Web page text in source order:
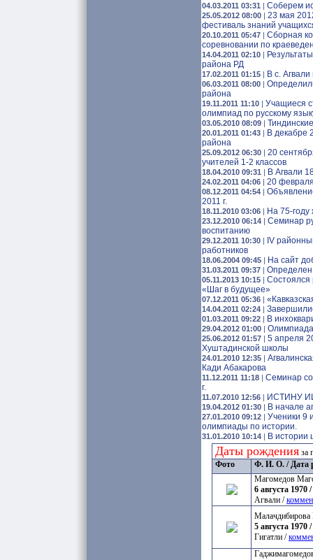
04.03.2011 03:31 | Соберем
25.05.2012 08:00 | 23 мая
фестиваль знаний
20.10.2011 05:47 | Сборная
соревновании по
14.04.2011 02:10 |
района РД
17.02.2011 01:15 | В с.
06.03.2011 08:00 |
района
19.11.2011 11:10 | Учащиеся
олимпиад по русскому
03.05.2010 08:09 |
20.01.2011 01:43 | В декабре
района
25.09.2012 06:30 | 20
учителей 1-2 классов
18.04.2010 09:31 | В Агвали
24.02.2011 04:06 | 20
08.12.2011 04:54 |
2011 г.
18.11.2010 03:06 | На 75-году
23.12.2010 06:14 | Семинар
воспитанию
29.12.2011 10:30 | IV
работников
18.06.2004 09:45 | На сайт
31.03.2011 09:37 | Определен
05.11.2013 10:15 | Состоялся
«Шаг в будущее»
07.12.2011 05:36 |
14.04.2011 02:24 |
01.03.2011 09:22 | В
29.04.2012 01:00 | Олимпиада
25.06.2012 01:57 | 5 апреля
Хуштадинской школы
24.01.2010 12:35 |
Кади Абакарова
11.12.2011 11:18 | Семинар
г.
11.07.2010 12:56 | ИСТИНУ
19.04.2012 01:30 | В начале
27.01.2010 09:12 | Ученики 9
олимпиады по истории.
31.01.2010 10:14 | В истории
Даты рождения за
Фото
Ф. И. О. / Дата
Магомедов
6 августа 1970
Агвали /
5 августа 1970
Гигатли /